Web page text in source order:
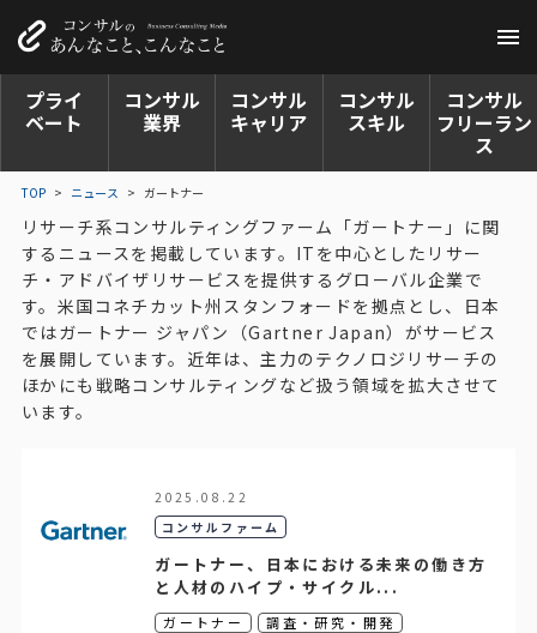
プライ
ベート
コンサル
業界
コンサル
キャリア
コンサル
スキル
コンサル
フリーラン
ス
TOP > ニュース > ガートナー
リサーチ系コンサルティングファーム「ガートナー」に関
するニュースを掲載しています。ITを中心としたリサー
チ・アドバイザリサービスを提供するグローバル企業で
す。米国コネチカット州スタンフォードを拠点とし、日本
ではガートナー ジャパン（Gartner Japan）がサービス
を展開しています。近年は、主力のテクノロジリサーチの
ほかにも戦略コンサルティングなど扱う領域を拡大させて
います。
2025.08.22
コンサルファーム
ガートナー、日本における未来の働き方
と人材のハイプ・サイクル...
ガートナー 調査・研究・開発